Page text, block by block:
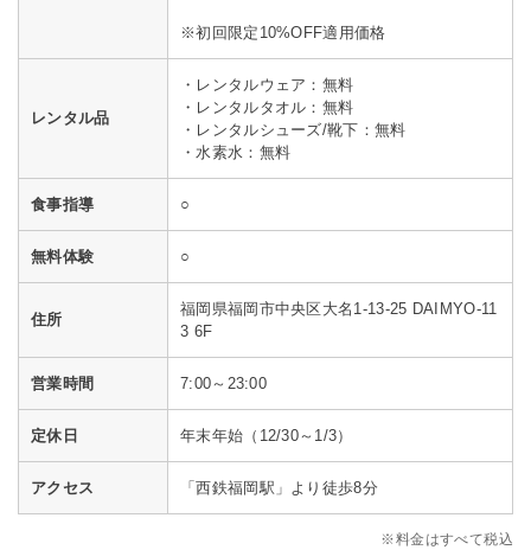
※初回限定10%OFF適用価格
レンタル品
・レンタルウェア：無料
・レンタルタオル：無料
・レンタルシューズ/靴下：無料
・水素水：無料
食事指導 ○
無料体験 ○
住所
福岡県福岡市中央区大名1-13-25 DAIMYO-11
3 6F
営業時間 7:00～23:00
定休日 年末年始（12/30～1/3）
アクセス 「西鉄福岡駅」より徒歩8分
※料金はすべて税込